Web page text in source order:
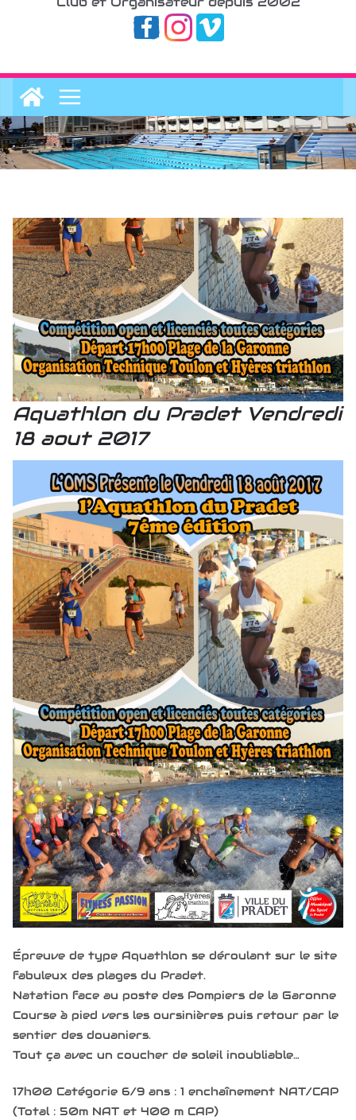
Aquathlon du Pradet Vendredi
18 aout 2017
Épreuve de type Aquathlon se déroulant sur le site
fabuleux des plages du Pradet.
Natation face au poste des Pompiers de la Garonne
Course à pied vers les oursinières puis retour par le
sentier des douaniers.
Tout ça avec un coucher de soleil inoubliable…
17h00 Catégorie 6/9 ans : 1 enchaînement NAT/CAP
(Total : 50m NAT et 400 m CAP)